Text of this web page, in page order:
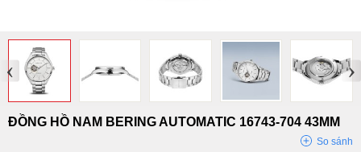
‹ ›
ĐỒNG HỒ NAM BERING AUTOMATIC 16743-704 43MM
So sánh